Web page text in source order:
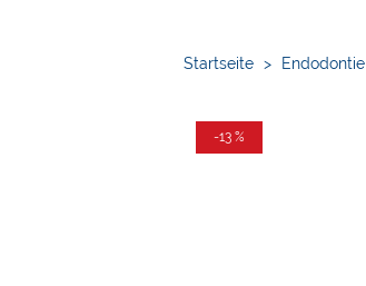
Startseite > Endodontie
-13 %